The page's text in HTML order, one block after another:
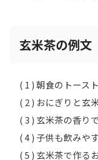
玄米茶の例文
( 1 ) 朝食のトース
( 2 ) おにぎりと玄
( 3 ) 玄米茶の香り
( 4 ) 子供も飲みや
( 5 ) 玄米茶で作る